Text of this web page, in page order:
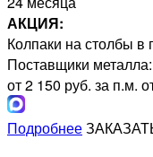
АКЦИЯ:
Колпаки на столбы в
Поставщики металла:
от 2 150 руб. за п.м.
Подробнее